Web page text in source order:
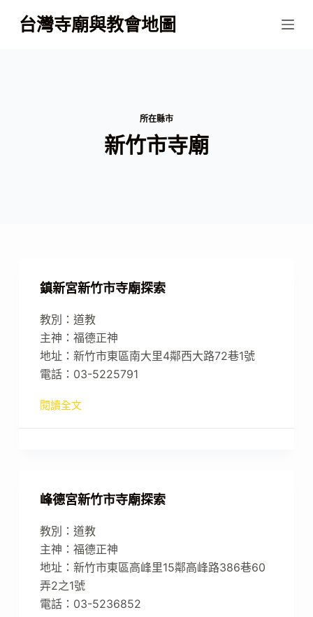
跳
至
台灣寺廟與教會地圖
所在縣市
新竹市寺廟
鎮新宮新竹市寺廟探索
教別：道教
主神：福德正神
地址：新竹市東區南大里4鄰西大路72巷1號
電話：03-5225791
閱讀全文
峰德宮新竹市寺廟探索
教別：道教
主神：福德正神
地址：新竹市東區高峰里15鄰高峰路386巷60
弄2之1號
電話：03-5236852